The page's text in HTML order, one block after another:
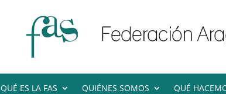
QUÉ ES LA FAS QUIÉNES SOMOS QUÉ